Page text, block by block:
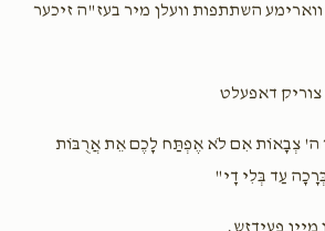
השתתפות וועלן מיר בעז"ה זיכער
דאפעלט
ה' צְבָאוֹת אִם לֹא אֶפְתַּח לָכֶם אֵת אֲרֻבּוֹת
עַד בְּלִי דָי"
מיין פעידזש,